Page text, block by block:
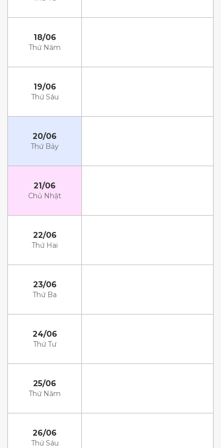
18/06
Thứ Năm
19/06
Thứ Sáu
20/06
Thứ Bảy
21/06
Chủ Nhật
22/06
Thứ Hai
23/06
Thứ Ba
24/06
Thứ Tư
25/06
Thứ Năm
26/06
Thứ Sáu